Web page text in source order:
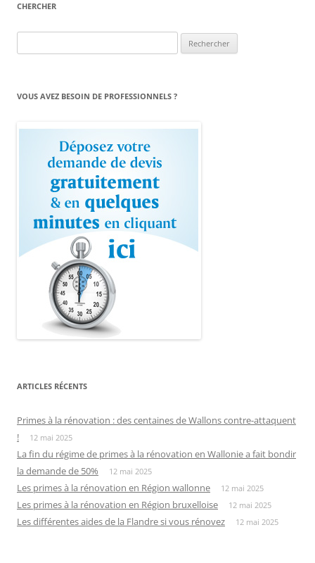
CHERCHER
VOUS AVEZ BESOIN DE PROFESSIONNELS ?
ARTICLES RÉCENTS
Primes à la rénovation : des centaines de Wallons contre-attaquent
!
12 mai 2025
La fin du régime de primes à la rénovation en Wallonie a fait bondir
la demande de 50%
12 mai 2025
Les primes à la rénovation en Région wallonne 12 mai 2025
Les primes à la rénovation en Région bruxelloise 12 mai 2025
Les différentes aides de la Flandre si vous rénovez 12 mai 2025